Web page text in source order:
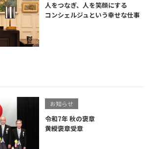
人をつなぎ、人を笑顔にする
コンシェルジュという幸せな仕事
お知らせ
令和7年 秋の褒章
黄綬褒章受章